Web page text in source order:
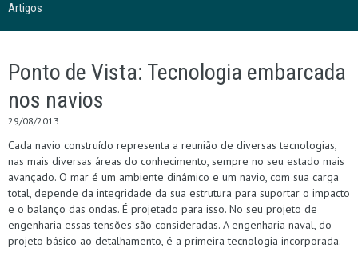
Artigos
Ponto de Vista: Tecnologia embarcada
nos navios
29/08/2013
Cada navio construído representa a reunião de diversas tecnologias,
nas mais diversas áreas do conhecimento, sempre no seu estado mais
avançado. O mar é um ambiente dinâmico e um navio, com sua carga
total, depende da integridade da sua estrutura para suportar o impacto
e o balanço das ondas. É projetado para isso. No seu projeto de
engenharia essas tensões são consideradas. A engenharia naval, do
projeto básico ao detalhamento, é a primeira tecnologia incorporada.